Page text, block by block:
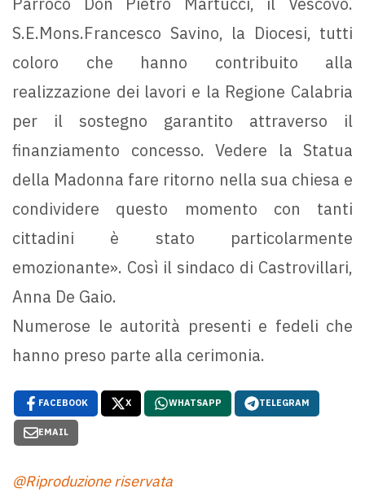
S.E.Mons.Francesco Savino, la Diocesi, tutti
coloro che hanno contribuito alla
realizzazione dei lavori e la Regione Calabria
per il sostegno garantito attraverso il
finanziamento concesso. Vedere la Statua
della Madonna fare ritorno nella sua chiesa e
condividere questo momento con tanti
cittadini è stato particolarmente
emozionante». Così il sindaco di Castrovillari,
Anna De Gaio.
Numerose le autorità presenti e fedeli che
hanno preso parte alla cerimonia.
FACEBOOK X WHATSAPP TELEGRAM
EMAIL
@Riproduzione riservata